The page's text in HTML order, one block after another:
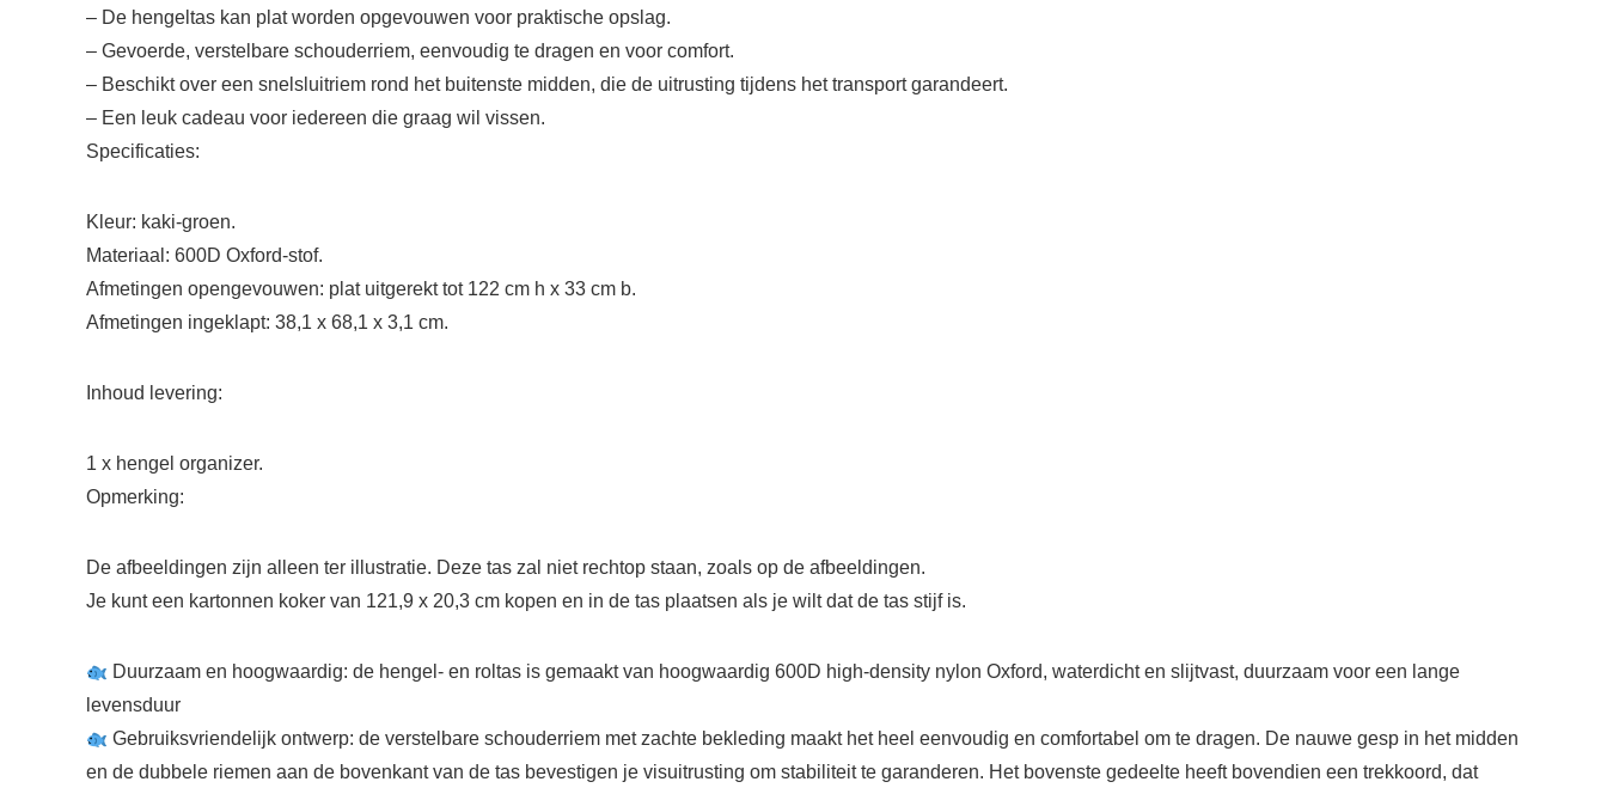
– De hengeltas kan plat worden opgevouwen voor praktische opslag.
– Gevoerde, verstelbare schouderriem, eenvoudig te dragen en voor comfort.
– Beschikt over een snelsluitriem rond het buitenste midden, die de uitrusting tijdens het transport garandeert.
– Een leuk cadeau voor iedereen die graag wil vissen.
Specificaties:
Kleur: kaki-groen.
Materiaal: 600D Oxford-stof.
Afmetingen opengevouwen: plat uitgerekt tot 122 cm h x 33 cm b.
Afmetingen ingeklapt: 38,1 x 68,1 x 3,1 cm.
Inhoud levering:
1 x hengel organizer.
Opmerking:
De afbeeldingen zijn alleen ter illustratie. Deze tas zal niet rechtop staan, zoals op de afbeeldingen.
Je kunt een kartonnen koker van 121,9 x 20,3 cm kopen en in de tas plaatsen als je wilt dat de tas stijf is.
Duurzaam en hoogwaardig: de hengel- en roltas is gemaakt van hoogwaardig 600D high-density nylon Oxford, waterdicht en slijtvast, duurzaam voor een lange
levensduur
Gebruiksvriendelijk ontwerp: de verstelbare schouderriem met zachte bekleding maakt het heel eenvoudig en comfortabel om te dragen. De nauwe gesp in het midden
en de dubbele riemen aan de bovenkant van de tas bevestigen je visuitrusting om stabiliteit te garanderen. Het bovenste gedeelte heeft bovendien een trekkoord, dat